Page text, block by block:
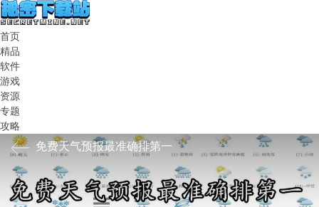
首页
精品
软件
游戏
资源
专题
攻略
免费天气预报最准确排第一